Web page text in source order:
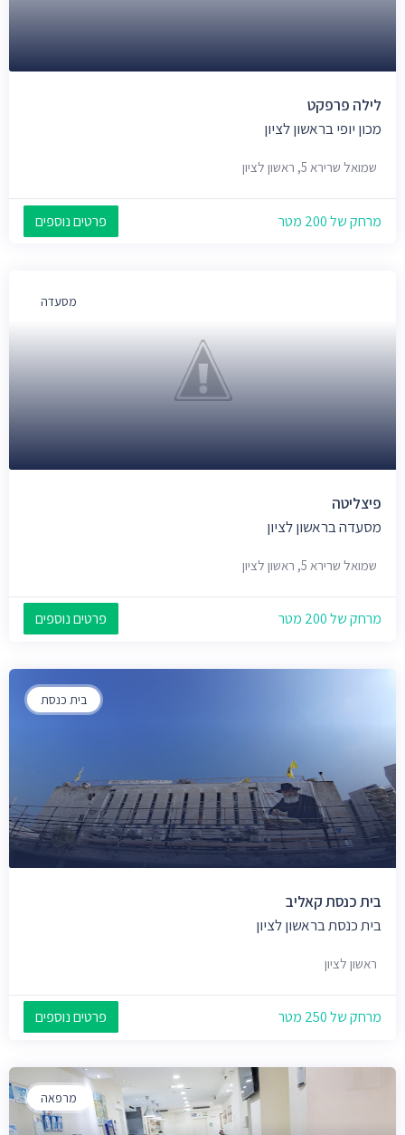
לילה פרפקט
מכון יופי בראשון לציון
שמואל שרירא 5, ראשון לציון
מרחק של 200 מטר פרטים נוספים
מסעדה
פיצליטה
מסעדה בראשון לציון
שמואל שרירא 5, ראשון לציון
מרחק של 200 מטר פרטים נוספים
בית כנסת
בית כנסת קאליב
בית כנסת בראשון לציון
ראשון לציון
מרחק של 250 מטר פרטים נוספים
מרפאה